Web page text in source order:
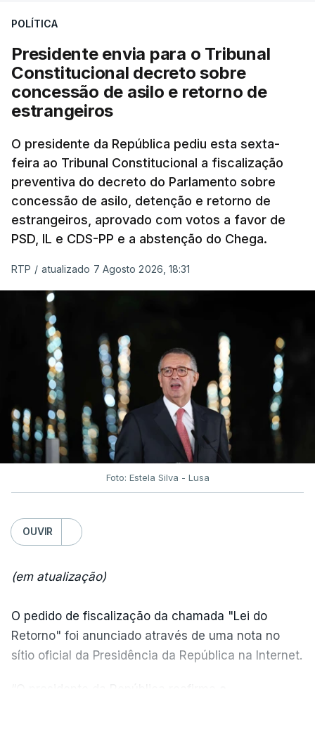
POLÍTICA
Presidente envia para o Tribunal
Constitucional decreto sobre
concessão de asilo e retorno de
estrangeiros
O presidente da República pediu esta sexta-
feira ao Tribunal Constitucional a fiscalização
preventiva do decreto do Parlamento sobre
concessão de asilo, detenção e retorno de
estrangeiros, aprovado com votos a favor de
PSD, IL e CDS-PP e a abstenção do Chega.
RTP / atualizado 7 Agosto 2026, 18:31
Foto: Estela Silva - Lusa
OUVIR
(em atualização)
O pedido de fiscalização da chamada "Lei do
Retorno" foi anunciado através de uma nota no
sítio oficial da Presidência da República na Internet.